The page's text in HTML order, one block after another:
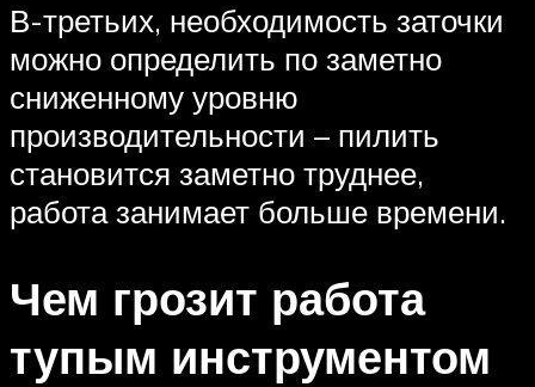
В-третьих, необходимость заточки
можно определить по заметно
сниженному уровню
производительности – пилить
становится заметно труднее,
работа занимает больше времени.
Чем грозит работа
тупым инструментом